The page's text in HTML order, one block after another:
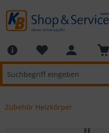
Zubehör Heizkörper